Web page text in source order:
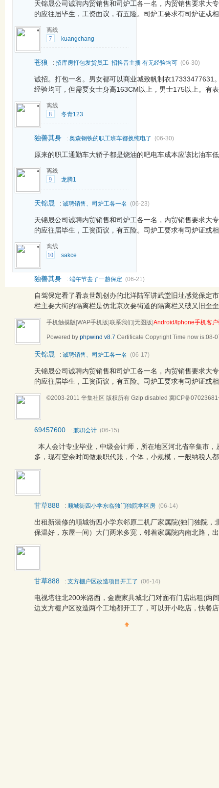
天锦晟公司诚聘内贸销售和司炉工各一名，内贸销售要求大
的应往届毕生，工资面议，有五险。司炉工要求有司炉证或
苍狼 : 招库房打包发货员工 招抖音主播 有无经验均可 (06-30)
诚招。打包一名。男女都可以商业城致帆制衣17333477631
经验均可，但需要女士身高163CM以上，男士175以上。有
独善其身 : 奥森钢铁的职工班车都换纯电了 (06-30)
原来的职工通勤车大轿子都是烧油的吧电车成本应该比油车
天锦晟 : 诚聘销售、司炉工各一名 (06-23)
天锦晟公司诚聘内贸销售和司炉工各一名，内贸销售要求大
的应往届毕生，工资面议，有五险。司炉工要求有司炉证或
独善其身 : 端午节去了一趟保定 (06-21)
自驾保定看了看袁世凯创办的北洋陆军讲武堂旧址感觉保定
栏主要大街的隔离栏是仿北京次要街道的隔离栏又破又旧歪
天锦晟 : 诚聘销售、司炉工各一名 (06-17)
天锦晟公司诚聘内贸销售和司炉工各一名，内贸销售要求大
的应往届毕生，工资面议，有五险。司炉工要求有司炉证或
69457600 : 兼职会计 (06-15)
本人会计专业毕业，中级会计师，所在地区河北省辛集市
多，现有空余时间做兼职代账，个体，小规模，一般纳税人
甘草888 : 顺城街四小学东临独门独院学区房 (06-14)
出租新装修的顺城街四小学东邻原二机厂家属院(独门独院，
保温好，东屋一间）大门两米多宽，邻着家属院内南北路，
甘草888 : 支方棚户区改造项目开工了 (06-14)
电视塔往北200米路西，金鹿家具城北门对面有门店出租(两
边支方棚户区改造两个工地都开工了，可以开小吃店，快餐
离线
7
kuangchang
离线
8
冬青123
离线
9
龙腾1
离线
10
sakce
手机触摸版 WAP手机版 联系我们 无图版 Android/Iphone手机客户
Powered by phpwind v8.7 Certificate Copyright Time now is:08-
©2003-2011 辛集社区 版权所有 Gzip disabled 冀ICP备07023681